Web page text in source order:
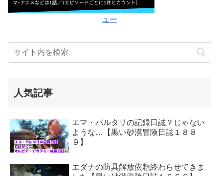
ュー
人気記事
エマ・バルタリの記録日誌？じゃない
ような…【黒い砂漠冒険日誌１８８
９】
エダナの防具解放依頼終わらせてきま